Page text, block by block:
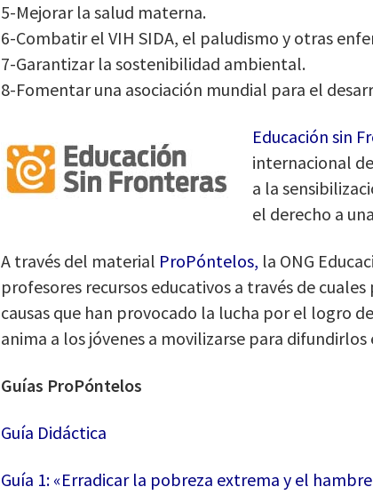
5-Mejorar la salud materna.
6-Combatir el VIH SIDA, el paludismo y otras
7-Garantizar la sostenibilidad ambiental.
8-Fomentar una asociación mundial para el
Educación sin
internacional
a la
el derecho a
A través del material ProPóntelos, la ONG
profesores recursos educativos a través de
causas que han provocado la lucha por el logro
anima a los jóvenes a movilizarse para
Guías ProPóntelos
Guía Didáctica
Guía 1: «Erradicar la pobreza extrema y el